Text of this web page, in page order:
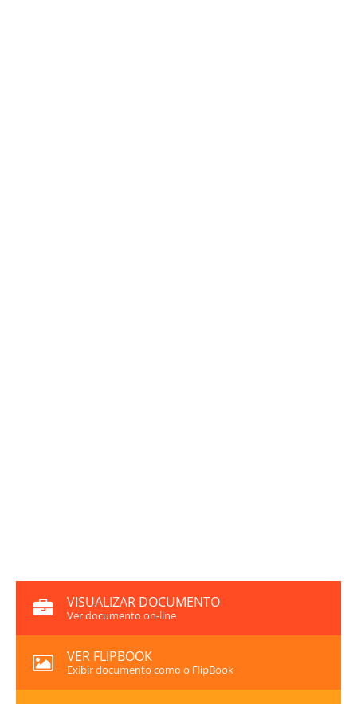
VISUALIZAR DOCUMENTO
Ver documento on-line
VER FLIPBOOK
Exibir documento como o FlipBook